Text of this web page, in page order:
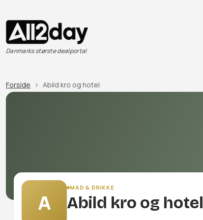
Danmarks største dealportal
Forside Abild kro og hotel
A
MAD & DRIKKE
Abild kro og hotel